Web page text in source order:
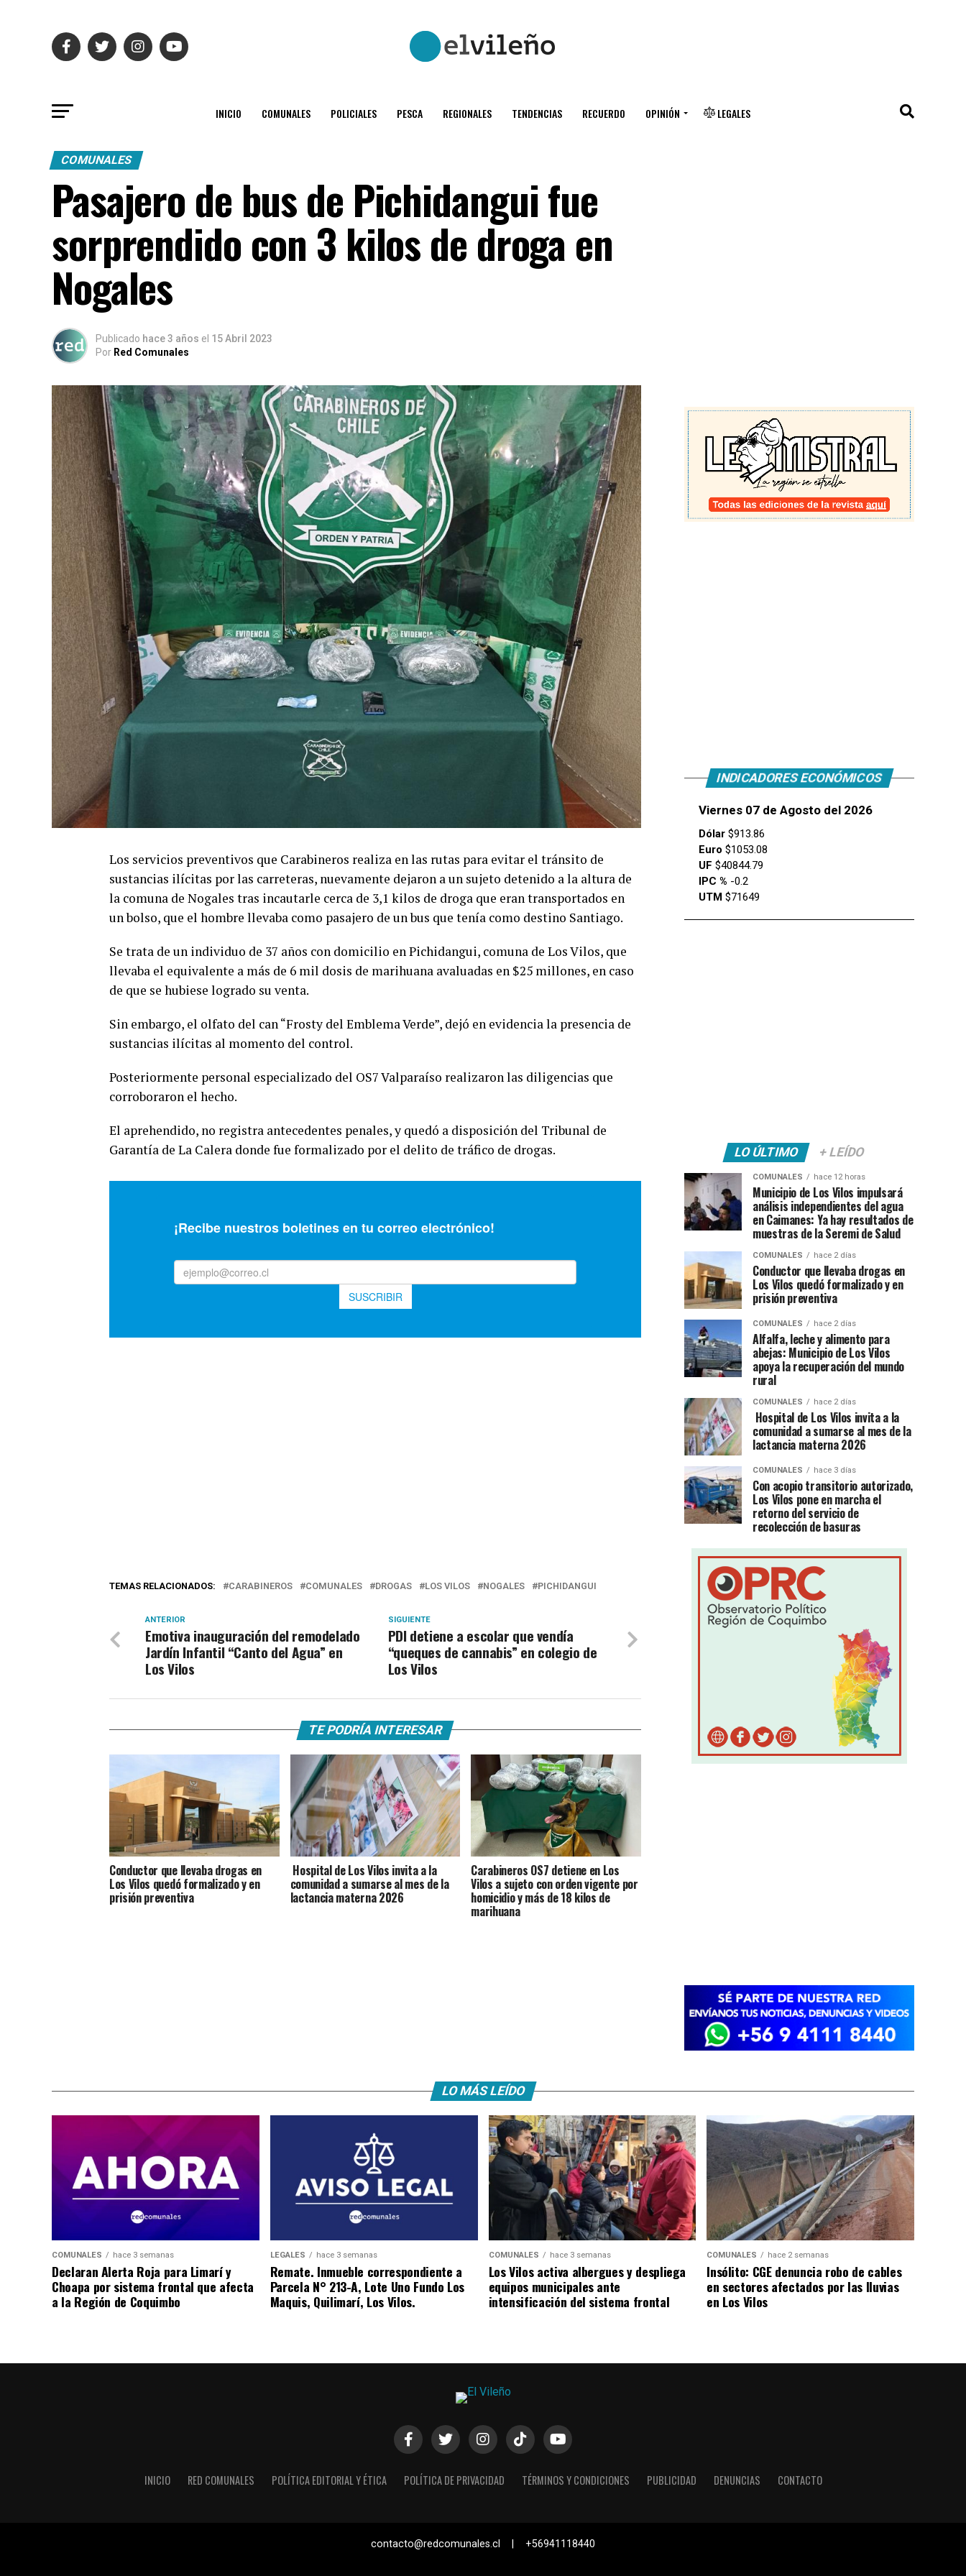
INICIO COMUNALES POLICIALES PESCA REGIONALES TENDENCIAS RECUERDO OPINIÓN LEGALES
COMUNALES
Pasajero de bus de Pichidangui fue
sorprendido con 3 kilos de droga en
Nogales
Publicado hace 3 años el 15 Abril 2023
Por Red Comunales
Los servicios preventivos que Carabineros realiza en las rutas para evitar el tránsito de
sustancias ilícitas por las carreteras, nuevamente dejaron a un sujeto detenido a la altura de
la comuna de Nogales tras incautarle cerca de 3,1 kilos de droga que eran transportados en
un bolso, que el hombre llevaba como pasajero de un bus que tenía como destino Santiago.
Se trata de un individuo de 37 años con domicilio en Pichidangui, comuna de Los Vilos, que
llevaba el equivalente a más de 6 mil dosis de marihuana avaluadas en $25 millones, en caso
de que se hubiese logrado su venta.
Sin embargo, el olfato del can “Frosty del Emblema Verde”, dejó en evidencia la presencia de
sustancias ilícitas al momento del control.
Posteriormente personal especializado del OS7 Valparaíso realizaron las diligencias que
corroboraron el hecho.
El aprehendido, no registra antecedentes penales, y quedó a disposición del Tribunal de
Garantía de La Calera donde fue formalizado por el delito de tráfico de drogas.
TEMAS RELACIONADOS: CARABINEROS COMUNALES DROGAS LOS VILOS NOGALES PICHIDANGUI
SIGUIENTE
PDI detiene a escolar que vendía
“queques de cannabis” en colegio de
Los Vilos
ANTERIOR
Emotiva inauguración del remodelado
Jardín Infantil “Canto del Agua” en
Los Vilos
TE PODRÍA INTERESAR
Conductor que llevaba drogas en
Los Vilos quedó formalizado y en
prisión preventiva
Hospital de Los Vilos invita a la
comunidad a sumarse al mes de la
lactancia materna 2026
Carabineros OS7 detiene en Los
Vilos a sujeto con orden vigente por
homicidio y más de 18 kilos de
marihuana
INDICADORES ECONÓMICOS
Viernes 07 de Agosto del 2026
Dólar $913.86
Euro $1053.08
UF $40844.79
IPC % -0.2
UTM $71649
LO ÚLTIMO + LEÍDO
COMUNALES hace 12 horas
Municipio de Los Vilos impulsará
análisis independientes del agua
en Caimanes: Ya hay resultados de
muestras de la Seremi de Salud
COMUNALES hace 2 días
Conductor que llevaba drogas en
Los Vilos quedó formalizado y en
prisión preventiva
COMUNALES hace 2 días
Alfalfa, leche y alimento para
abejas: Municipio de Los Vilos
apoya la recuperación del mundo
rural
COMUNALES hace 2 días
Hospital de Los Vilos invita a la
comunidad a sumarse al mes de la
lactancia materna 2026
COMUNALES hace 3 días
Con acopio transitorio autorizado,
Los Vilos pone en marcha el
retorno del servicio de
recolección de basuras
LO MÁS LEÍDO
COMUNALES hace 3 semanas
Declaran Alerta Roja para Limarí y
Choapa por sistema frontal que afecta
a la Región de Coquimbo
LEGALES hace 3 semanas
Remate. Inmueble correspondiente a
Parcela N° 213-A, Lote Uno Fundo Los
Maquis, Quilimarí, Los Vilos.
COMUNALES hace 3 semanas
Los Vilos activa albergues y despliega
equipos municipales ante
intensificación del sistema frontal
COMUNALES hace 2 semanas
Insólito: CGE denuncia robo de cables
en sectores afectados por las lluvias
en Los Vilos
INICIO RED COMUNALES POLÍTICA EDITORIAL Y ÉTICA POLÍTICA DE PRIVACIDAD TÉRMINOS Y CONDICIONES PUBLICIDAD DENUNCIAS CONTACTO
contacto@redcomunales.cl | +56941118440